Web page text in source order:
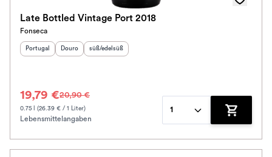
Late Bottled Vintage Port 2018
Fonseca
Herkunftsland:
Portugal Herkunftsregion:
Douro Geschmack:
süß/edelsüß
19,79 €20,90 €
0.75 l (26.39 € / 1 Liter)
Lebensmittelangaben
1
Zum